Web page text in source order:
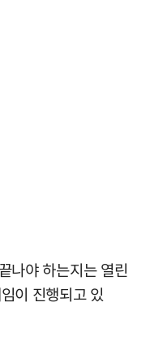
나야 하는지는 열린
이 진행되고 있